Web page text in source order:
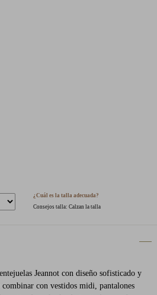
¿Cuál es la talla adecuada?
Consejos talla: Calzan la talla
Jeannot con diseño sofisticado y
con vestidos midi, pantalones